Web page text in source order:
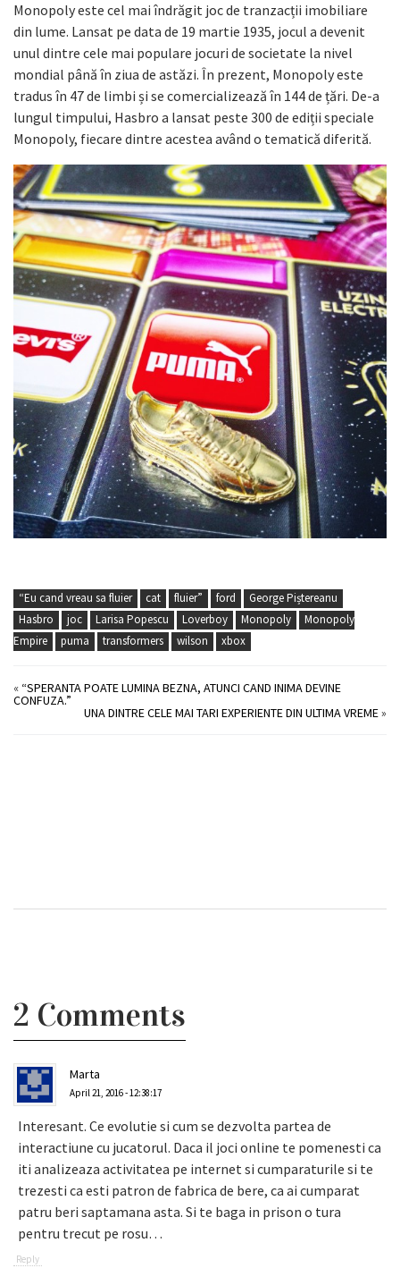
Monopoly este cel mai îndrăgit joc de tranzacții imobiliare
din lume. Lansat pe data de 19 martie 1935, jocul a devenit
unul dintre cele mai populare jocuri de societate la nivel
mondial până în ziua de astăzi. În prezent, Monopoly este
tradus în 47 de limbi și se comercializează în 144 de țări. De-a
lungul timpului, Hasbro a lansat peste 300 de ediții speciale
Monopoly, fiecare dintre acestea având o tematică diferită.
“Eu cand vreau sa fluier cat fluier” ford
George Piștereanu
Hasbro
joc Larisa Popescu Loverboy Monopoly
Monopoly
Empire
puma transformers wilson xbox
« “SPERANTA POATE LUMINA BEZNA, ATUNCI CAND INIMA DEVINE
CONFUZA.”
UNA DINTRE CELE MAI TARI EXPERIENTE DIN ULTIMA VREME»
2 Comments
Marta
April 21, 2016 - 12:38:17
Interesant. Ce evolutie si cum se dezvolta partea de
interactiune cu jucatorul. Daca il joci online te pomenesti ca
iti analizeaza activitatea pe internet si cumparaturile si te
trezesti ca esti patron de fabrica de bere, ca ai cumparat
patru beri saptamana asta. Si te baga in prison o tura
pentru trecut pe rosu…
Reply